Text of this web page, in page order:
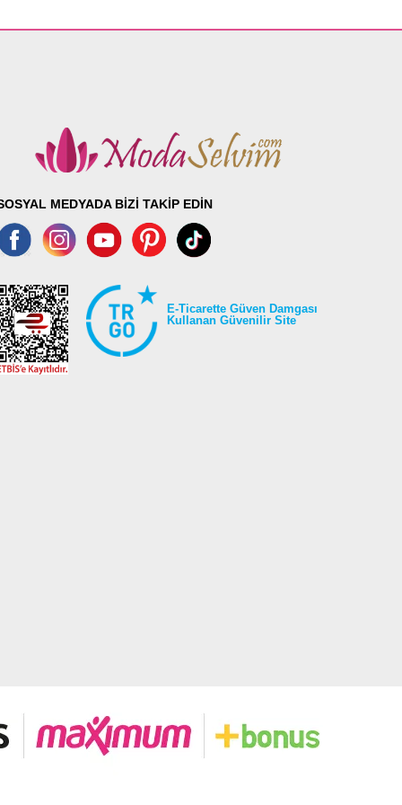
MEDYADA BİZİ TAKİP EDİN
E-Ticarette Güven Damgası
Kullanan Güvenilir Site